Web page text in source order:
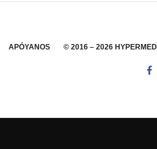
APÓYANOS © 2016 – 2026